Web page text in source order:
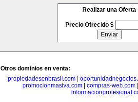
Realizar una Oferta
Precio Ofrecido $
Otros dominios en venta:
propiedadesenbrasil.com
promocionmasiva.com| compras-web.com